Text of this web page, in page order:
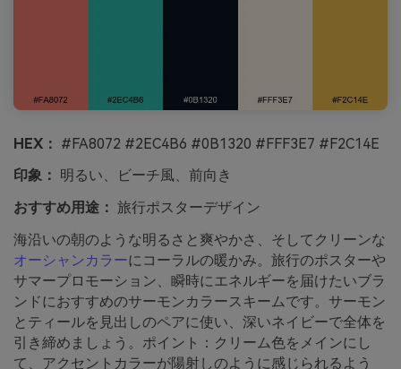
HEX： #FA8072 #2EC4B6 #0B1320 #FFF3E7 #F2C14E
印象： 明るい、ビーチ風、前向き
おすすめ用途： 旅行ポスターデザイン
海沿いの朝のような明るさと爽やかさ、そしてクリーンな
オーシャンカラーにコーラルの暖かみ。旅行のポスターや
サマープロモーション、瞬時にエネルギーを届けたいブラ
ンドにおすすめのサーモンカラースキームです。サーモン
とティールを見出しのペアに使い、深いネイビーで全体を
引き締めましょう。ポイント：クリーム色をメインにし
て、アクセントカラーが陽射しのように感じられるよう